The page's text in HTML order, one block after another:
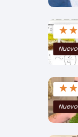
★★
Nuevo
★★
Nuevo